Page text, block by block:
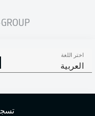
اختر اللغة
العربية